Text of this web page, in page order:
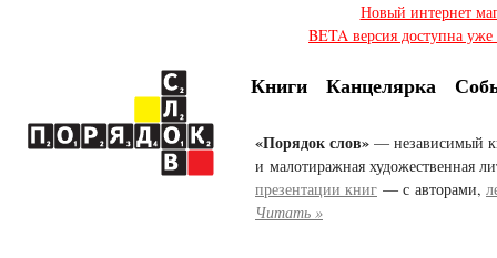
Новый интернет
BETA версия доступна
Книги Канцелярка
«Порядок слов» — независимый
и малотиражная художественная
презентации книг — с авторами,
Читать »